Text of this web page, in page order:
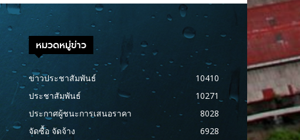
หมวดหมู่ข่าว
ข่าวประชาสัมพันธ์
10410
ประชาสัมพันธ์
10271
ประกาศผู้ชนะการเสนอราคา
8028
จัดซื้อ จัดจ้าง
6928